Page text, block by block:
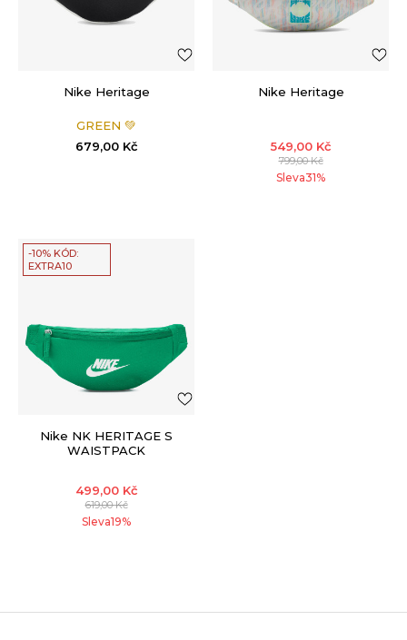
Nike Heritage
GREEN 💚
679,00 Kč
Nike Heritage
549,00 Kč
799,00Kč
Sleva31%
-10% KÓD:
EXTRA10
Nike NK HERITAGE S
WAISTPACK
499,00 Kč
619,00Kč
Sleva19%